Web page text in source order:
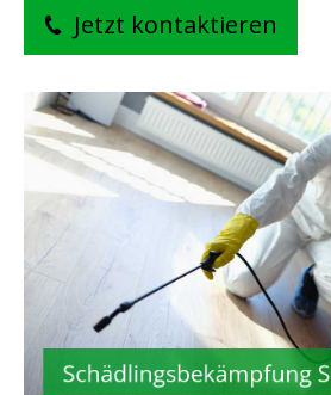
Jetzt kontaktieren